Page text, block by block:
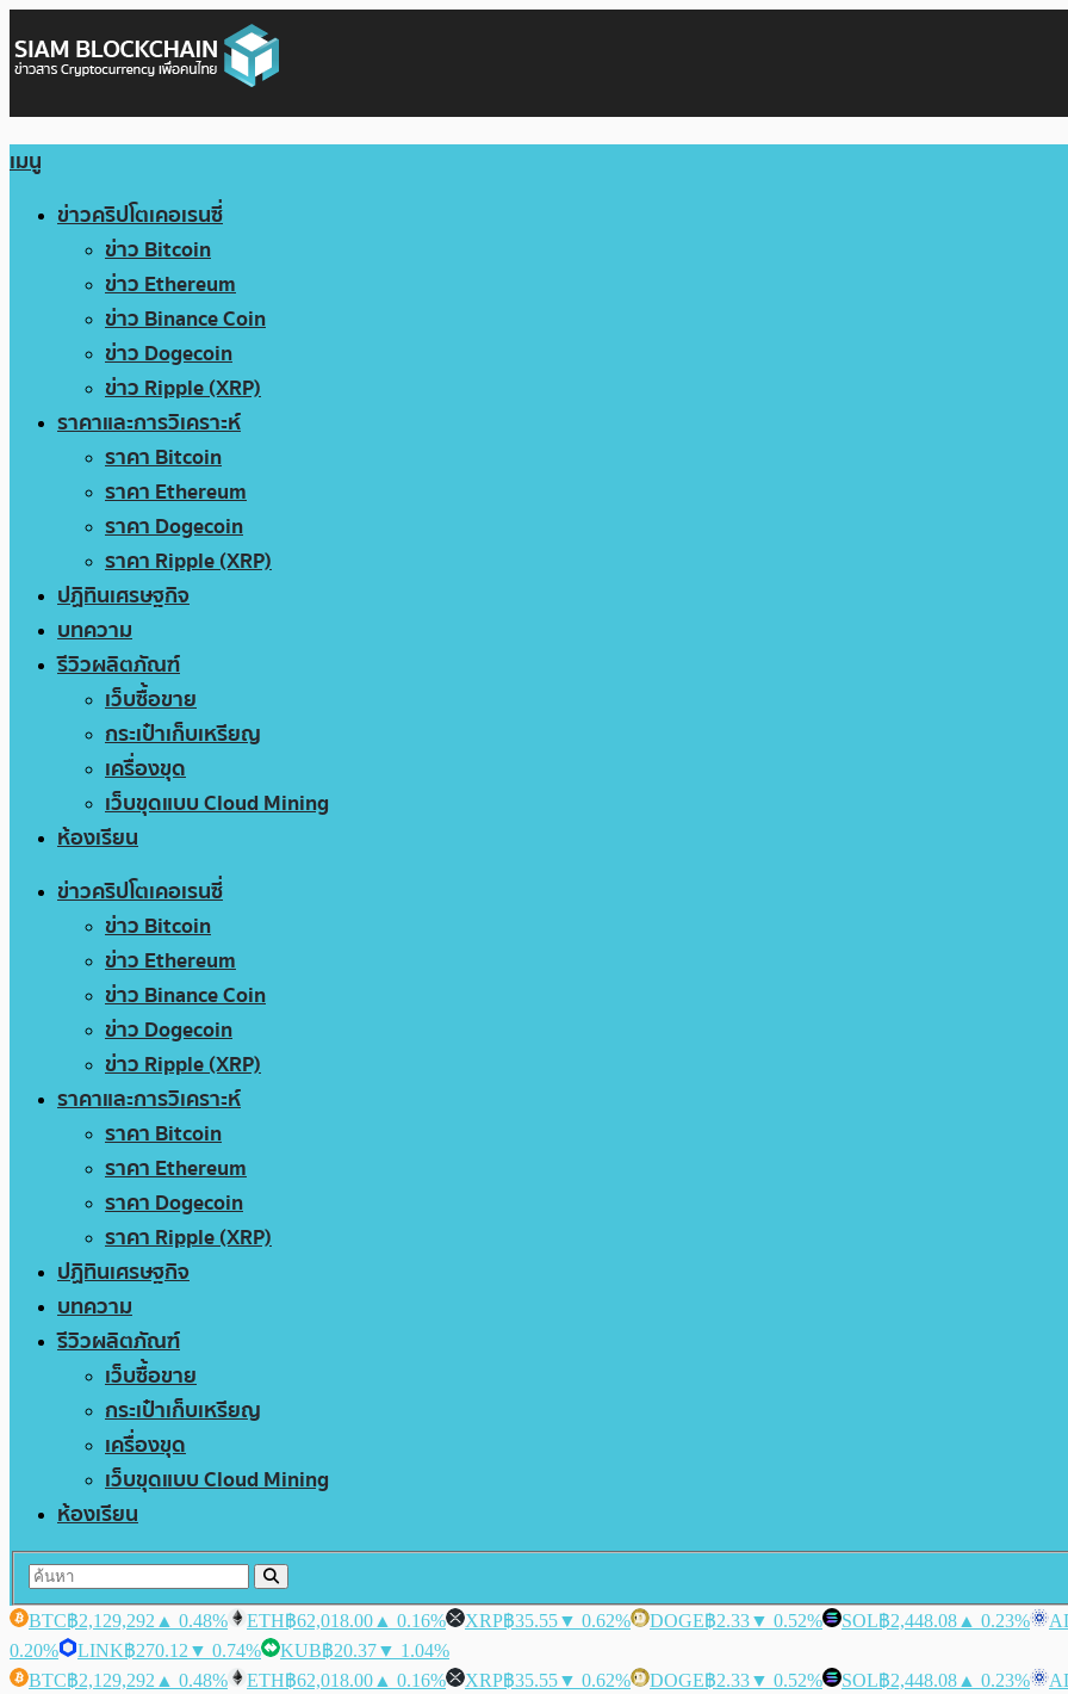
เมนู
ข่าวคริปโตเคอเรนซี่
ข่าว Bitcoin
ข่าว Ethereum
ข่าว Binance Coin
ข่าว Dogecoin
ข่าว Ripple (XRP)
ราคาและการวิเคราะห์
ราคา Bitcoin
ราคา Ethereum
ราคา Dogecoin
ราคา Ripple (XRP)
ปฏิทินเศรษฐกิจ
บทความ
รีวิวผลิตภัณฑ์
เว็บซื้อขาย
กระเป๋าเก็บเหรียญ
เครื่องขุด
เว็บขุดแบบ Cloud Mining
ห้องเรียน
ข่าวคริปโตเคอเรนซี่
ข่าว Bitcoin
ข่าว Ethereum
ข่าว Binance Coin
ข่าว Dogecoin
ข่าว Ripple (XRP)
ราคาและการวิเคราะห์
ราคา Bitcoin
ราคา Ethereum
ราคา Dogecoin
ราคา Ripple (XRP)
ปฏิทินเศรษฐกิจ
บทความ
รีวิวผลิตภัณฑ์
เว็บซื้อขาย
กระเป๋าเก็บเหรียญ
เครื่องขุด
เว็บขุดแบบ Cloud Mining
ห้องเรียน
BTC฿2,129,292 ▲ 0.48% ETH฿62,018.00 ▲ 0.16% XRP฿35.55▼ 0.62% DOGE฿2.33▼ 0.52% SOL฿2,448.08 ▲ 0.23%
0.20%
LINK฿270.12 ▼ 0.74% KUB฿20.37▼ 1.04%
BTC฿2,129,292 ▲ 0.48% ETH฿62,018.00 ▲ 0.16% XRP฿35.55▼ 0.62% DOGE฿2.33▼ 0.52% SOL฿2,448.08 ▲ 0.23%